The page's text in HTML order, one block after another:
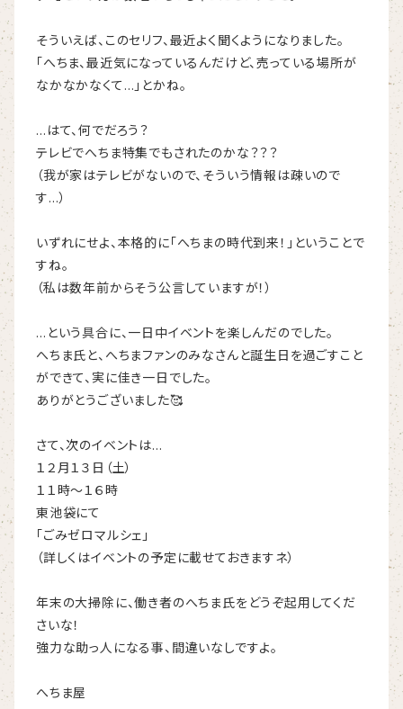
そういえば、このセリフ、最近よく聞くようになりました。
「へちま、最近気になっているんだけど、売っている場所が
なかなかなくて…」とかね。
…はて、何でだろう？
テレビでへちま特集でもされたのかな？？？
（我が家はテレビがないので、そういう情報は疎いので
す…）
いずれにせよ、本格的に「へちまの時代到来！」ということで
すね。
（私は数年前からそう公言していますが！）
…という具合に、一日中イベントを楽しんだのでした。
へちま氏と、へちまファンのみなさんと誕生日を過ごすこと
ができて、実に佳き一日でした。
ありがとうございました🥰
さて、次のイベントは…
１２月１３日（土）
１１時～１６時
東池袋にて
「ごみゼロマルシェ」
（詳しくはイベントの予定に載せておきますネ）
年末の大掃除に、働き者のへちま氏をどうぞ起用してくだ
さいな！
強力な助っ人になる事、間違いなしですよ。
へちま屋